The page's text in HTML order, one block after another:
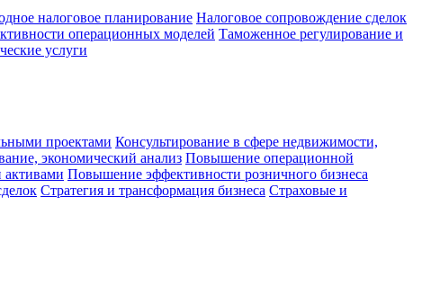
налоговое планирование Налоговое сопровождение сделок
операционных моделей Таможенное регулирование и
услуги
проектами Консультирование в сфере недвижимости,
экономический анализ Повышение операционной
Повышение эффективности розничного бизнеса
Стратегия и трансформация бизнеса Страховые и